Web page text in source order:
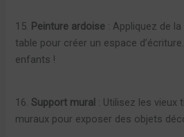
15. Peinture ardoise : Appliquez de
table pour créer un espace
enfants !
16. Support mural : Utilisez les
muraux pour exposer des objets